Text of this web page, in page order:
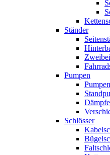
Ständer
Pumpen
Schlösser